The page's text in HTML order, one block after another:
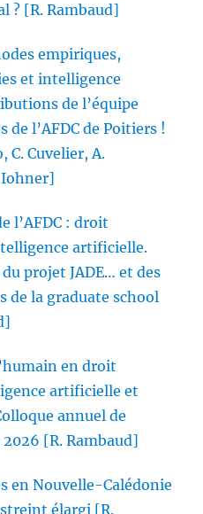
? [R. Rambaud]
empiriques,
et intelligence
de l’équipe
de l’AFDC de Poitiers !
C. Cuvelier, A.
Iohner]
l’AFDC : droit
artificielle.
projet JADE… et des
de la graduate school
en droit
artificielle et
annuel de
2026 [R. Rambaud]
en Nouvelle-Calédonie
élargi [R.